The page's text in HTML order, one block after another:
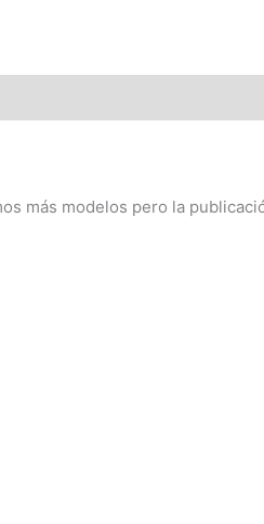
1)
más modelos pero la